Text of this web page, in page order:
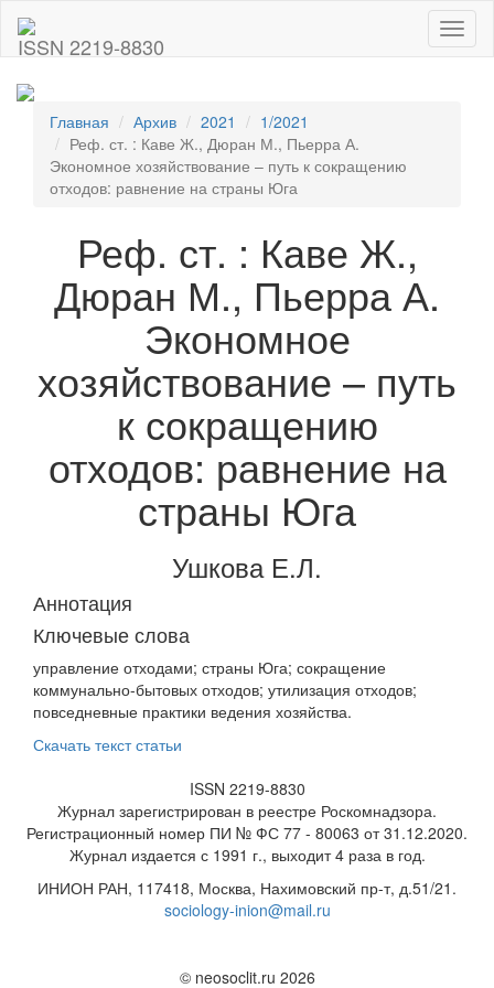
ISSN 2219-8830
Главная Архив 2021
1/2021
Реф. ст. : Каве Ж., Дюран М., Пьерра А.
Экономное хозяйствование – путь к сокращению
отходов: равнение на страны Юга
Реф. ст. : Каве Ж.,
Дюран М., Пьерра А.
Экономное
хозяйствование – путь
к сокращению
отходов: равнение на
страны Юга
Ушкова Е.Л.
Аннотация
Ключевые слова
управление отходами; страны Юга; сокращение
коммунально-бытовых отходов; утилизация отходов;
повседневные практики ведения хозяйства.
Скачать текст статьи
ISSN 2219-8830
Журнал зарегистрирован в реестре Роскомнадзора.
Регистрационный номер ПИ № ФС 77 - 80063 от 31.12.2020.
Журнал издается с 1991 г., выходит 4 раза в год.
ИНИОН РАН, 117418, Москва, Нахимовский пр-т, д.51/21.
sociology-inion@mail.ru
© neosoclit.ru 2026